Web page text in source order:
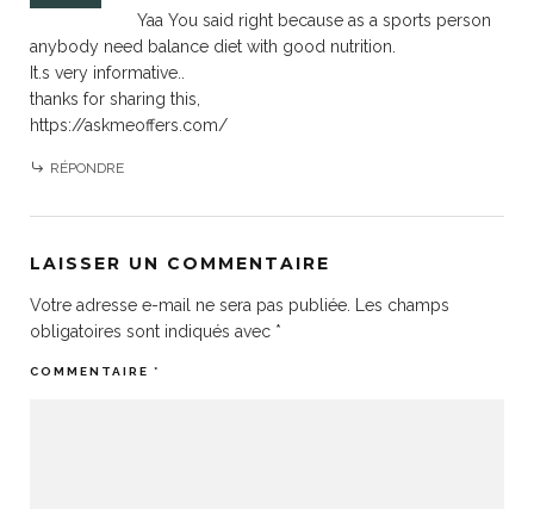
Yaa You said right because as a sports person
anybody need balance diet with good nutrition.
It.s very informative..
thanks for sharing this,
https://askmeoffers.com/
RÉPONDRE
LAISSER UN COMMENTAIRE
Votre adresse e-mail ne sera pas publiée.
Les champs
obligatoires sont indiqués avec *
COMMENTAIRE *